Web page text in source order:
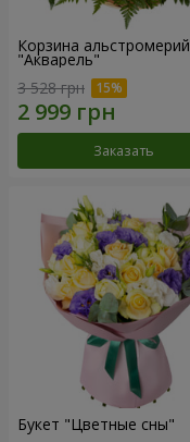
Корзина альстромерий
"Акварель"
3 528 грн
Заказать
Букет "Цветные сны"